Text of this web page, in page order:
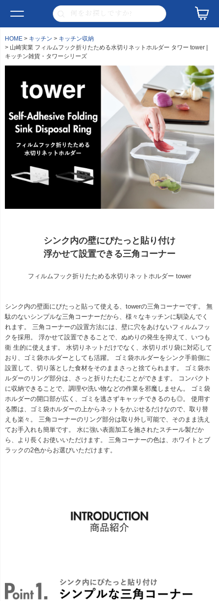
HOME キッチン
キッチン収納
山崎実業 フィルムフック折りたためる水切りネットホルダー タワー tower |
キッチン雑貨・タワーシリーズ
シンク内の壁にぴたっと貼り付け
浮かせて設置できる三角コーナー
フィルムフック折りたためる水切りネットホルダー tower
シンク内の壁面にぴたっと貼って使える、towerの三角コーナーです。 無
駄のないシンプルな三角コーナーだから、様々なキッチンに馴染んでく
れます。 三角コーナーの設置方法には、壁に穴をあけないフィルムフッ
クを採用。 浮かせて設置できることで、ぬめりの発生を抑えて、いつも
衛 生的に使えます。 水切りネットだけでなく、水切りポリ袋に対応して
おり、ゴミ袋ホルダーとしても活躍。 ゴミ袋ホルダーをシンク手前側に
設置して、切り落とした食材をそのままさっと捨てられます。 ゴミ袋ホ
ルダーのリング部分は、さっと折りたたむことができます。 コンパクト
に収納できることで、調理や洗い物などの作業を邪魔しません。 ゴミ袋
ホルダーの開口部が広く、ゴミを逃さずキャッチできるのも◎。 使用す
る際は、ゴミ袋ホルダーの上からネットをかぶせるだけなので、取り替
えも楽々。 三角コーナーのリング部分は取り外し可能で、そのまま洗え
てお手入れも簡単です。 水に強い表面加工を施されたスチール製だか
ら、より長くお使いいただけます。 三角コーナーの色は、ホワイトとブ
ラックの2色からお選びいただけます。